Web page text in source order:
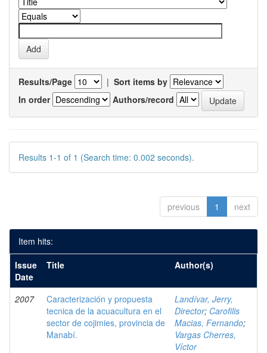
Results/Page | Sort items by
In order
Authors/record
Results 1-1 of 1 (Search time: 0.002 seconds).
previous 1 next
Item hits:
Issue
Date
Title Author(s)
2007
Caracterización y propuesta
tecnica de la acuacultura en el
sector de cojimies, provincia de
Manabí.
Landívar, Jerry,
Director; Carofilis
Macias, Fernando;
Vargas Cherres,
Víctor